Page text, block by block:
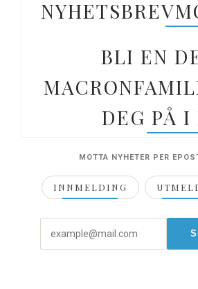
BLI EN
DEG PÅ I
MOTTA NYHETER PER
INNMELDING